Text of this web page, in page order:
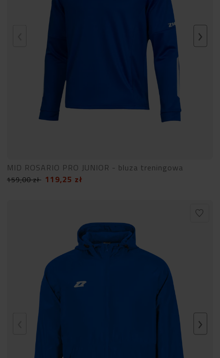
MID ROSARIO PRO JUNIOR - bluza treningowa
159,00zł 119,25 zł